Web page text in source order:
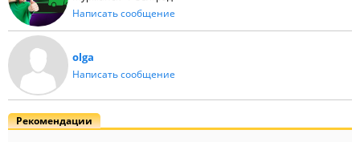
Написать сообщение
olga
Написать сообщение
Рекомендации